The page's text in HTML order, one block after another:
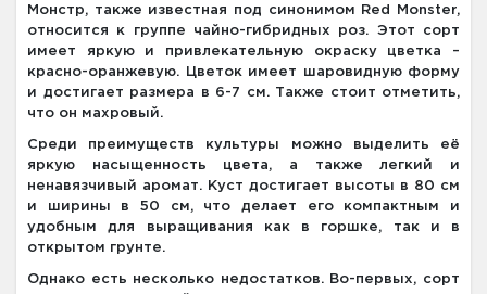
Монстр, также известная под синонимом Red Monster,
относится к группе чайно-гибридных роз. Этот сорт
имеет яркую и привлекательную окраску цветка –
красно-оранжевую. Цветок имеет шаровидную форму
и достигает размера в 6-7 см. Также стоит отметить,
что он махровый.
Среди преимуществ культуры можно выделить её
яркую насыщенность цвета, а также легкий и
ненавязчивый аромат. Куст достигает высоты в 80 см
и ширины в 50 см, что делает его компактным и
удобным для выращивания как в горшке, так и в
открытом грунте.
Однако есть несколько недостатков. Во-первых, сорт